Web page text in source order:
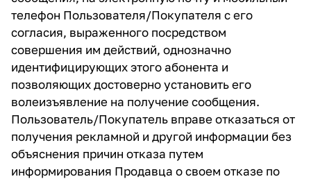
телефон Пользователя/Покупателя с его
согласия, выраженного посредством
совершения им действий, однозначно
идентифицирующих этого абонента и
позволяющих достоверно установить его
волеизъявление на получение сообщения.
Пользователь/Покупатель вправе отказаться от
получения рекламной и другой информации без
объяснения причин отказа путем
информирования Продавца о своем отказе по